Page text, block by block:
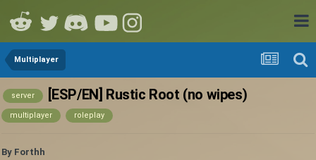
Multiplayer
server [ESP/EN] Rustic Root (no wipes)
multiplayer roleplay
By Forthh